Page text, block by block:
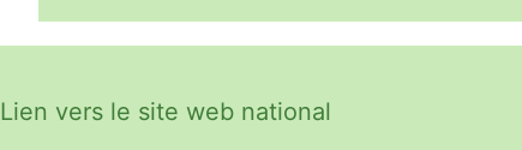
Lien vers le site web national